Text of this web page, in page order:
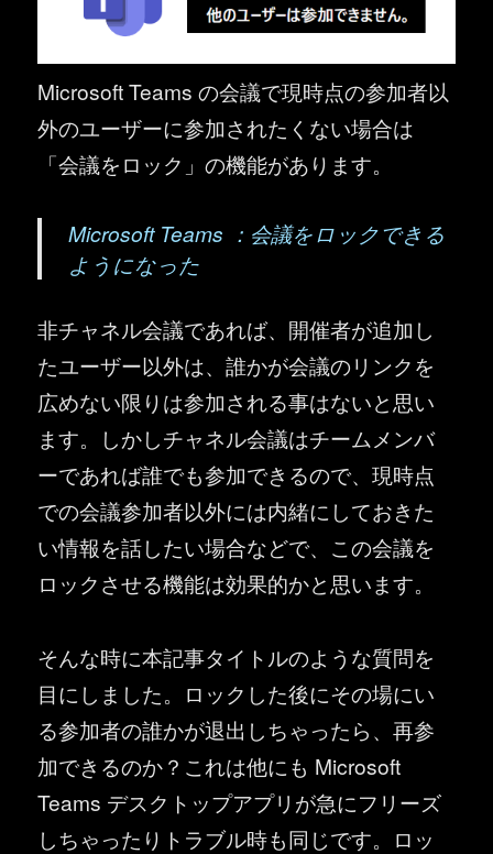
Microsoft Teams の会議で現時点の参加者以
外のユーザーに参加されたくない場合は
「会議をロック」の機能があります。
Microsoft Teams ：会議をロックできる
ようになった
非チャネル会議であれば、開催者が追加し
たユーザー以外は、誰かが会議のリンクを
広めない限りは参加される事はないと思い
ます。しかしチャネル会議はチームメンバ
ーであれば誰でも参加できるので、現時点
での会議参加者以外には内緒にしておきた
い情報を話したい場合などで、この会議を
ロックさせる機能は効果的かと思います。
そんな時に本記事タイトルのような質問を
目にしました。ロックした後にその場にい
る参加者の誰かが退出しちゃったら、再参
加できるのか？これは他にも Microsoft
Teams デスクトップアプリが急にフリーズ
しちゃったりトラブル時も同じです。ロッ